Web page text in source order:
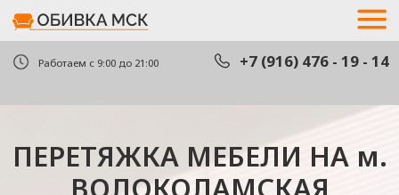
+7 (916) 476 - 19 - 14
+7 (916) 476 - 19 - 14
ПЕРЕТЯЖКА МЕБЕЛИ НА м.
НА ДОМУ ИЛИ В НАШЕЙ
МАСТЕРСКОЙ